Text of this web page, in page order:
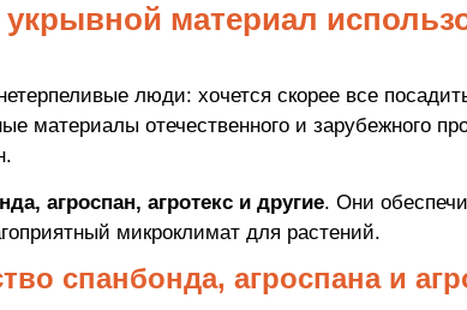
материал
люди: хочется скорее все
материалы отечественного и зарубежного
агроспан, агротекс и другие. Они
микроклимат для растений.
спанбонда, агроспана и